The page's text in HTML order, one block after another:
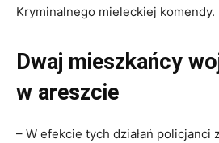
Kryminalnego mieleckiej komendy.
Dwaj mieszkańcy
w areszcie
– W efekcie tych działań policjanci